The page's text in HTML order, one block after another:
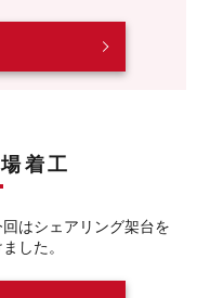
着工
はシェアリング架台を
した。